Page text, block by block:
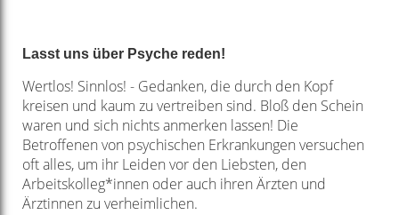
Lasst uns über Psyche reden!
Wertlos! Sinnlos! - Gedanken, die durch den Kopf
kreisen und kaum zu vertreiben sind. Bloß den Schein
waren und sich nichts anmerken lassen! Die
Betroffenen von psychischen Erkrankungen versuchen
oft alles, um ihr Leiden vor den Liebsten, den
Arbeitskolleg*innen oder auch ihren Ärzten und
Ärztinnen zu verheimlichen.